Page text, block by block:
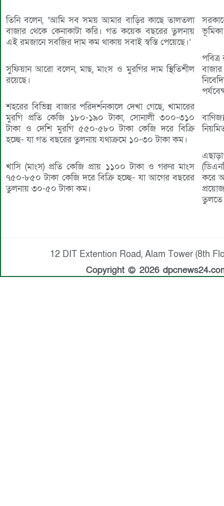
তিনি বলেন, ‘আমি সব সময় আমার বাড়ির কাছে তালতলা
বাজার থেকে কেনাকাটা করি। গত কয়েক বছরের তুলনায়
এই রমজানে সবজির দাম কম থাকায় সবাই স্বস্তি পেয়েছে।’
সুফিয়ান আরো বলেন, মাছ, মাংস ও মুরগির দাম স্থিতিশীল
রয়েছে।
শহরের বিভিন্ন বাজার পরিদর্শনকালে দেখা গেছে, খামারের
মুরগি প্রতি কেজি ১৮০-১৯০ টাকা, সোনালী ৩০০-৩১০
টাকা ও দেশি মুরগি ৫৫০-৫৮০ টাকা কেজি দরে বিক্রি
হচ্ছে- যা গত বছরের তুলনায় যথাক্রমে ১০-৩০ টাকা কম।
খাসি (মাংস) প্রতি কেজি প্রায় ১১০০ টাকা ও গরুর মাংস
৭৫০-৮৫০ টাকা কেজি দরে বিক্রি হচ্ছে- যা আগের বছরের
তুলনায় ৩০-৫০ টাকা কম।
করে
তুলতে
12 DIT Extention Road, Alam Tower (8th
Copyright © 2026